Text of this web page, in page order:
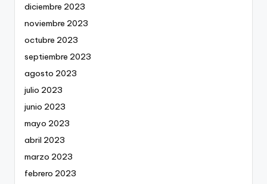
diciembre 2023
noviembre 2023
octubre 2023
septiembre 2023
agosto 2023
julio 2023
junio 2023
mayo 2023
abril 2023
marzo 2023
febrero 2023